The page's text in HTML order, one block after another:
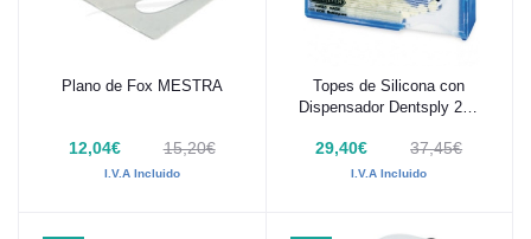
Añadir al carrito
Plano de Fox MESTRA
12,04€ 15,20€
I.V.A Incluido
Añadir al carrito
Topes de Silicona con
Dispensador Dentsply 200
29,40€ 37,45€
I.V.A Incluido